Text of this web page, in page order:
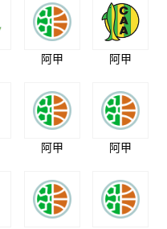
阿甲 阿甲
阿甲 阿甲